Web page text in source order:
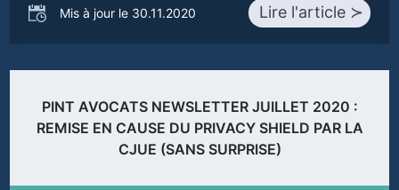
Mis à jour le 30.11.2020 Lire l'article ≻
PINT AVOCATS NEWSLETTER JUILLET 2020 :
REMISE EN CAUSE DU PRIVACY SHIELD PAR LA
CJUE (SANS SURPRISE)